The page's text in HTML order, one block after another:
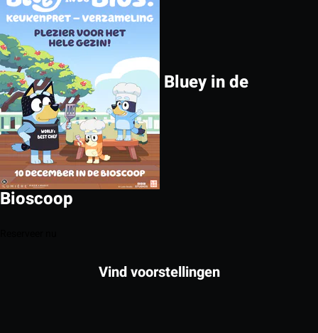
Bluey in de
Bioscoop
Vind voorstellingen